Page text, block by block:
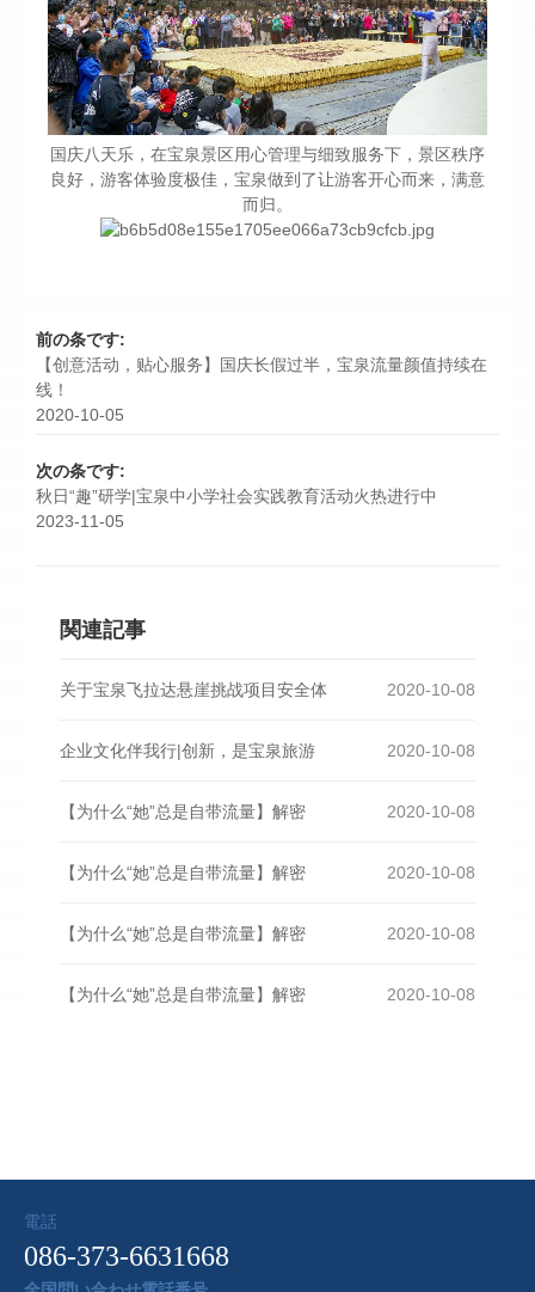
国庆八天乐，在宝泉景区用心管理与细致服务下，景区秩序
良好，游客体验度极佳，宝泉做到了让游客开心而来，满意
而归。
前の条です:
【创意活动，贴心服务】国庆长假过半，宝泉流量颜值持续在
线！
2020-10-05
次の条です:
秋日“趣”研学|宝泉中小学社会实践教育活动火热进行中
2023-11-05
関連記事
2020-10-08
关于宝泉飞拉达悬崖挑战项目安全体
2020-10-08
企业文化伴我行|创新，是宝泉旅游
2020-10-08
【为什么“她”总是自带流量】解密
2020-10-08
【为什么“她”总是自带流量】解密
2020-10-08
【为什么“她”总是自带流量】解密
2020-10-08
【为什么“她”总是自带流量】解密
電話
086-373-6631668